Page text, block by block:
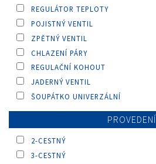
REGULÁTOR TEPLOTY
POJISTNÝ VENTIL
ZPĚTNÝ VENTIL
CHLAZENÍ PÁRY
REGULAČNÍ KOHOUT
JADERNÝ VENTIL
ŠOUPÁTKO UNIVERZÁLNÍ
PROVEDENÍ
2-CESTNÝ
3-CESTNÝ